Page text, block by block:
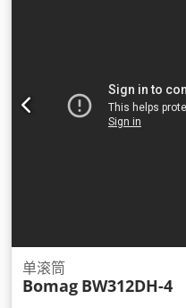
单滚筒
Bomag BW312DH-4